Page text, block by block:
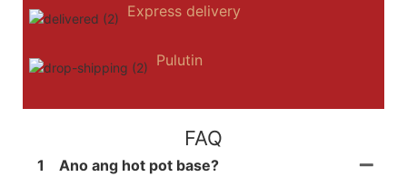
Express delivery
Pulutin
FAQ
1 Ano ang hot pot base?